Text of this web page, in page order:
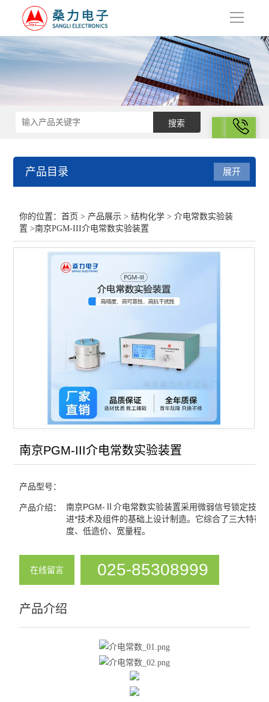
导
拨号
产品目录
磁天平
导热系数测试仪
展开
你的位置：首页 > 产品展示 >结构化学 >介电常数实验装
置 >南京PGM-III介电常数实验装置
南京PGM-III介电常数实验装置
产品型号：
产品介绍：
南京PGM-Ⅱ介电常数实验装置采用微弱信号锁定技术
进*技术及组件的基础上设计制造。它综合了三大特征
度、低造价、宽量程。
在线留言 025-85308999
产品介绍